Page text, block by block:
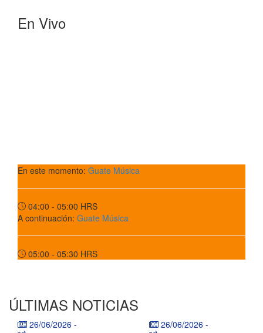
En Vivo
En este momento: Guate Música
04:00 - 05:00 HRS
A continuación: Guate Música
05:00 - 05:30 HRS
ÚLTIMAS NOTICIAS
26/06/2026 - 26/06/2026 -